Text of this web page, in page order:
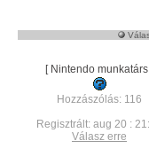
[ Nintendo munkatárs
Hozzászólás: 116
Regisztrált: aug 20 :
Válasz erre